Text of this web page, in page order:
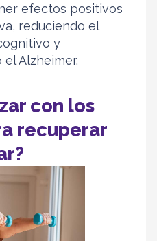
efectos positivos
reduciendo el
y
Alzheimer.
con los
recuperar